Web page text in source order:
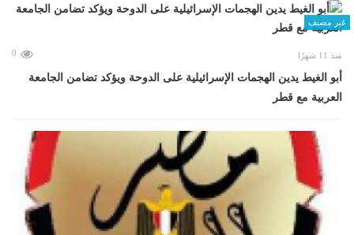
غير مصنف
منذ 11 شهرًا 0
أبو الغيط يدين الهجمات الإسرائيلية على الدوحة ويؤكد تضامن الجامعة
العربية مع قطر